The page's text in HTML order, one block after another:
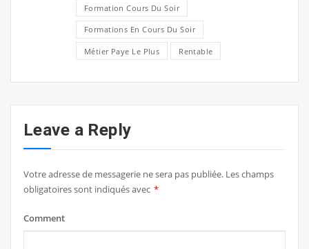
Formation Cours Du Soir
Formations En Cours Du Soir
Métier Paye Le Plus Rentable
Leave a Reply
Votre adresse de messagerie ne sera pas publiée. Les champs
obligatoires sont indiqués avec *
Comment